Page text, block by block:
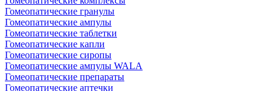
Гомеопатические гранулы
Гомеопатические ампулы
Гомеопатические таблетки
Гомеопатические капли
Гомеопатические сиропы
Гомеопатические ампулы WALA
Гомеопатические препараты
Гомеопатические аптечки